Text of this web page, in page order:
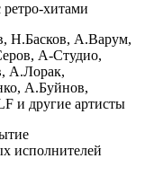
хитами
Н.Басков, А.Варум,
А-Студио,
А.Лорак,
А.Буйнов,
и другие артисты
исполнителей